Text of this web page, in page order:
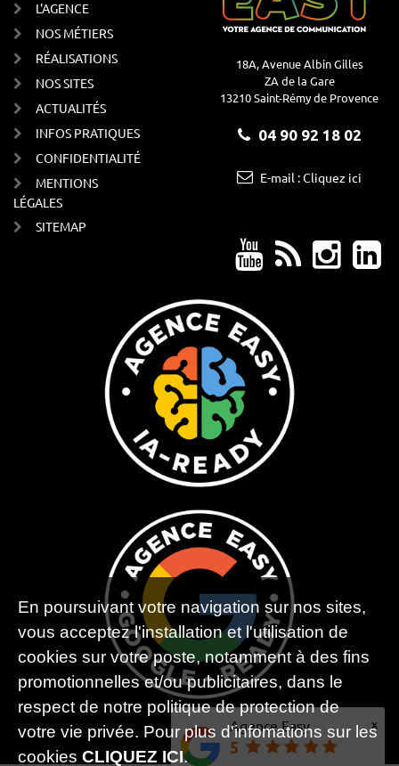
L'AGENCE
NOS MÉTIERS
RÉALISATIONS
NOS SITES
ACTUALITÉS
INFOS PRATIQUES
CONFIDENTIALITÉ
MENTIONS
LÉGALES
SITEMAP
18A, Avenue Albin Gilles
ZA de la Gare
13210 Saint-Rémy de Provence
04 90 92 18 02
E-mail : Cliquez ici
Agence Easy
5
x
En poursuivant votre navigation sur nos sites,
vous acceptez l'installation et l'utilisation de
cookies sur votre poste, notamment à des fins
promotionnelles et/ou publicitaires, dans le
respect de notre politique de protection de
votre vie privée. Pour plus d'infomations sur les
cookies CLIQUEZ ICI.